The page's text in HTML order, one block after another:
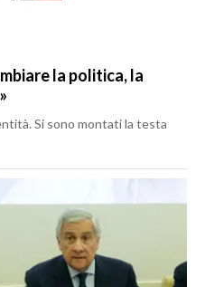
la politica, la
Si sono montati la testa